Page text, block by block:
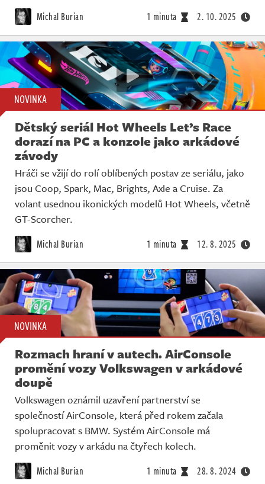
Michal Burian 1 minuta 2. 10. 2025
NOVINKA
Dětský seriál Hot Wheels Let’s Race
dorazí na PC a konzole jako arkádové
závody
Hráči se vžijí do rolí oblíbených postav ze seriálu, jako
jsou Coop, Spark, Mac, Brights, Axle a Cruise. Za
volant usednou ikonických modelů Hot Wheels, včetně
GT-Scorcher.
Michal Burian 1 minuta 12. 8. 2025
NOVINKA
Rozmach hraní v autech. AirConsole
promění vozy Volkswagen v arkádové
doupě
Volkswagen oznámil uzavření partnerství se
společností AirConsole, která před rokem začala
spolupracovat s BMW. Systém AirConsole má
proměnit vozy v arkádu na čtyřech kolech.
Michal Burian 1 minuta 28. 8. 2024